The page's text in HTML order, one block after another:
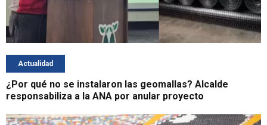
Actualidad
¿Por qué no se instalaron las geomallas? Alcalde
responsabiliza a la ANA por anular proyecto